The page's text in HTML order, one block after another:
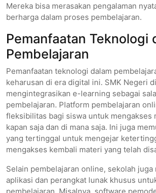
Mereka bisa merasakan pengalaman
berharga dalam proses pembelajaran.
Pemanfaatan Teknologi
Pembelajaran
Pemanfaatan teknologi dalam
keharusan di era digital ini. SMK Negeri
mengintegrasikan e-learning sebagai
pembelajaran. Platform pembelajaran
fleksibilitas bagi siswa untuk mengakses
kapan saja dan di mana saja. Ini juga
yang tertinggal untuk mengejar
mengakses kembali materi yang telah
Selain pembelajaran online, sekolah juga
aplikasi dan perangkat lunak khusus